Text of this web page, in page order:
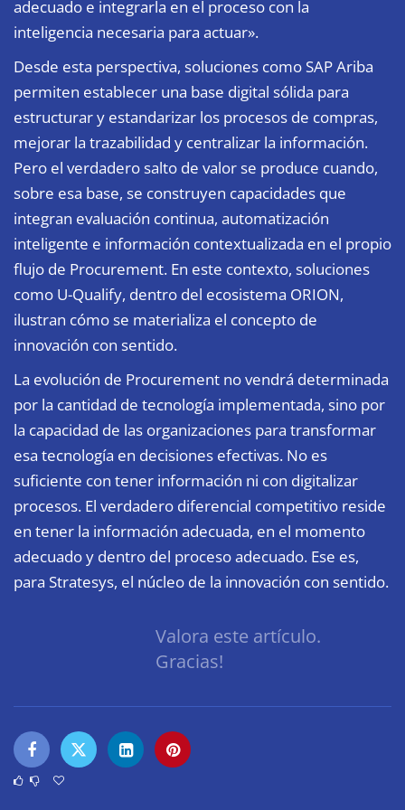
adecuado e integrarla en el proceso con la
inteligencia necesaria para actuar».
Desde esta perspectiva, soluciones como SAP Ariba
permiten establecer una base digital sólida para
estructurar y estandarizar los procesos de compras,
mejorar la trazabilidad y centralizar la información.
Pero el verdadero salto de valor se produce cuando,
sobre esa base, se construyen capacidades que
integran evaluación continua, automatización
inteligente e información contextualizada en el propio
flujo de Procurement. En este contexto, soluciones
como U-Qualify, dentro del ecosistema ORION,
ilustran cómo se materializa el concepto de
innovación con sentido.
La evolución de Procurement no vendrá determinada
por la cantidad de tecnología implementada, sino por
la capacidad de las organizaciones para transformar
esa tecnología en decisiones efectivas. No es
suficiente con tener información ni con digitalizar
procesos. El verdadero diferencial competitivo reside
en tener la información adecuada, en el momento
adecuado y dentro del proceso adecuado. Ese es,
para Stratesys, el núcleo de la innovación con sentido.
Valora este artículo.
Gracias!